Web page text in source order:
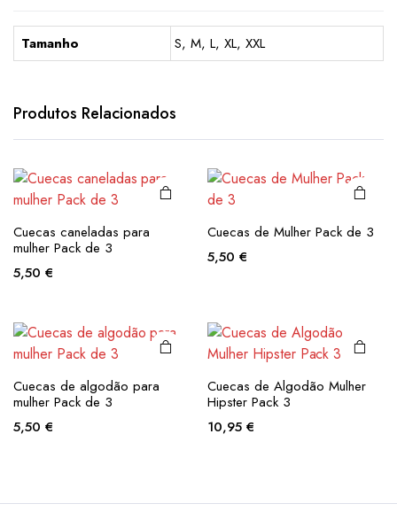
Tamanho S, M, L, XL, XXL
Produtos Relacionados
This
has
The
options
chosen
Cuecas caneladas para
mulher Pack de 3
5,50 €
This
The
options
chosen
Cuecas de Mulher Pack de 3
5,50 €
product
The
options
chosen
Cuecas de algodão para
mulher Pack de 3
5,50 €
This
product
The
options
chosen
Cuecas de Algodão Mulher
Hipster Pack 3
10,95 €